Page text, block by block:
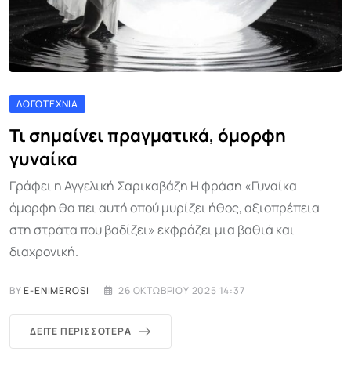
ΛΟΓΟΤΕΧΝΊΑ
Τι σημαίνει πραγματικά, όμορφη
γυναίκα
Γράφει η Αγγελική Σαρικαβάζη Η φράση «Γυναίκα
όμορφη θα πει αυτή οπού μυρίζει ήθος, αξιοπρέπεια
στη στράτα που βαδίζει» εκφράζει μια βαθιά και
διαχρονική.
BYE-ENIMEROSI 26 ΟΚΤΩΒΡΊΟΥ 2025 14:37
ΔΕΊΤΕ ΠΕΡΙΣΣΌΤΕΡΑ